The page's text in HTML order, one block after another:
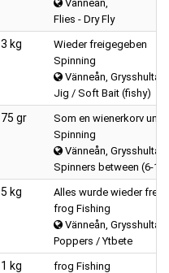
Vänneån,
Flies - Dry Fly
3 kg
Wieder freigegeben
Spinning
Vänneån,
Jig / Soft Bait (fishy)
75 gr
Som en wienerkorv
Spinning
Vänneån,
Spinners between (6-12
5 kg
Alles wurde wieder
frog Fishing
Vänneån,
Poppers / Ytbete
1 kg
frog Fishing